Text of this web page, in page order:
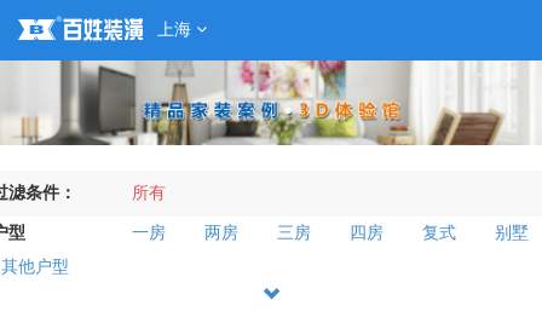
上海
滤条件： 所有
型 一房 两房 三房 四房 复式
别墅
其他户型